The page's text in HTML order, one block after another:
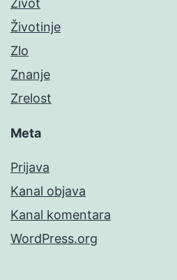
Život
Životinje
Zlo
Znanje
Zrelost
Meta
Prijava
Kanal objava
Kanal komentara
WordPress.org